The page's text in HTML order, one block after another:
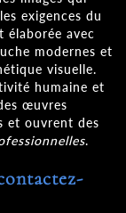
exigences du
élaborée avec
modernes et
visuelle.
humaine et
œuvres
et ouvrent des
.